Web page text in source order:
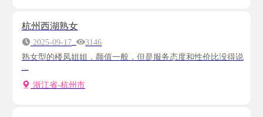
杭州西湖熟女
2025-09-17
3146
熟女型的楼凤姐姐，颜值一般，但是服务态度和性价比没得说
浙江省-杭州市